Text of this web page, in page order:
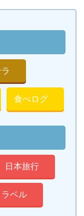
食べログ
日本旅行
ベル